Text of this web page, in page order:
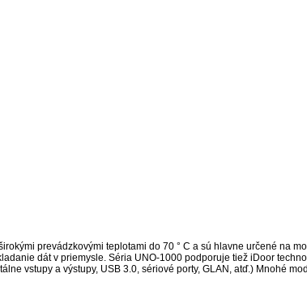
prevádzkovými teplotami do 70 ° C a sú hlavne určené na
dát v priemysle. Séria UNO-1000 podporuje tiež iDoor
vstupy a výstupy, USB 3.0, sériové porty, GLAN, atď.) Mnohé